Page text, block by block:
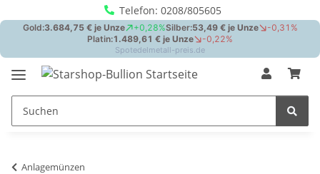
Telefon: 0208/805605
Anlagemünzen